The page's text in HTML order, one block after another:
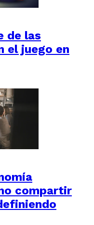
de las
el juego en
compartir